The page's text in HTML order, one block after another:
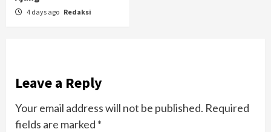
4 days ago Redaksi
Leave a Reply
Your email address will not be published. Required
fields are marked *